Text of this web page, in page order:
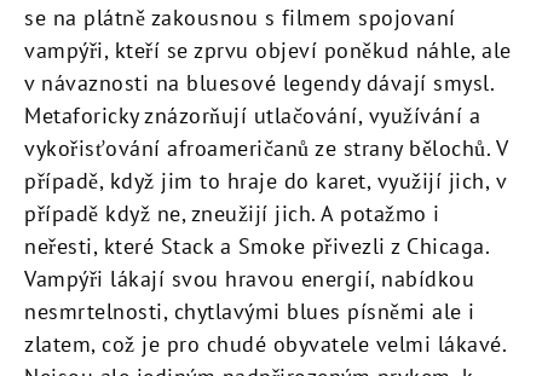
se na plátně zakousnou s filmem spojovaní
vampýři, kteří se zprvu objeví poněkud náhle, ale
v návaznosti na bluesové legendy dávají smysl.
Metaforicky znázorňují utlačování, využívání a
vykořisťování afroameričanů ze strany bělochů. V
případě, když jim to hraje do karet, využijí jich, v
případě když ne, zneužijí jich. A potažmo i
neřesti, které Stack a Smoke přivezli z Chicaga.
Vampýři lákají svou hravou energií, nabídkou
nesmrtelnosti, chytlavými blues písněmi ale i
zlatem, což je pro chudé obyvatele velmi lákavé.